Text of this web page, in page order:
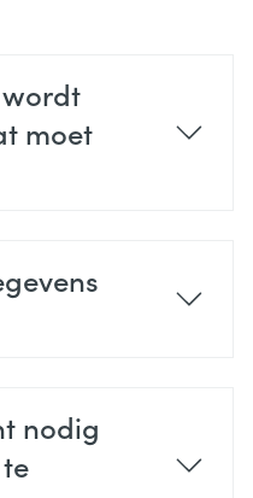
moet
nodig